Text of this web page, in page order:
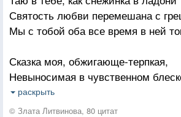
Дождь впитывает одежду,
Поэзии возникает новая поэзия.
Словно монах, освещающий свиток
На опавших руках кесарева рана
Святость любви перемешана с
Мы с тобой оба все время в ней
Сказка моя, обжигающе-терпкая,
Невыносимая в чувственном
Если мечты отличаются дерзостью,
Значит, нам быть полагается
раскрыть
© Злата Литвинова, 80 цитат